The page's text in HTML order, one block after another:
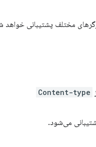
Content-type